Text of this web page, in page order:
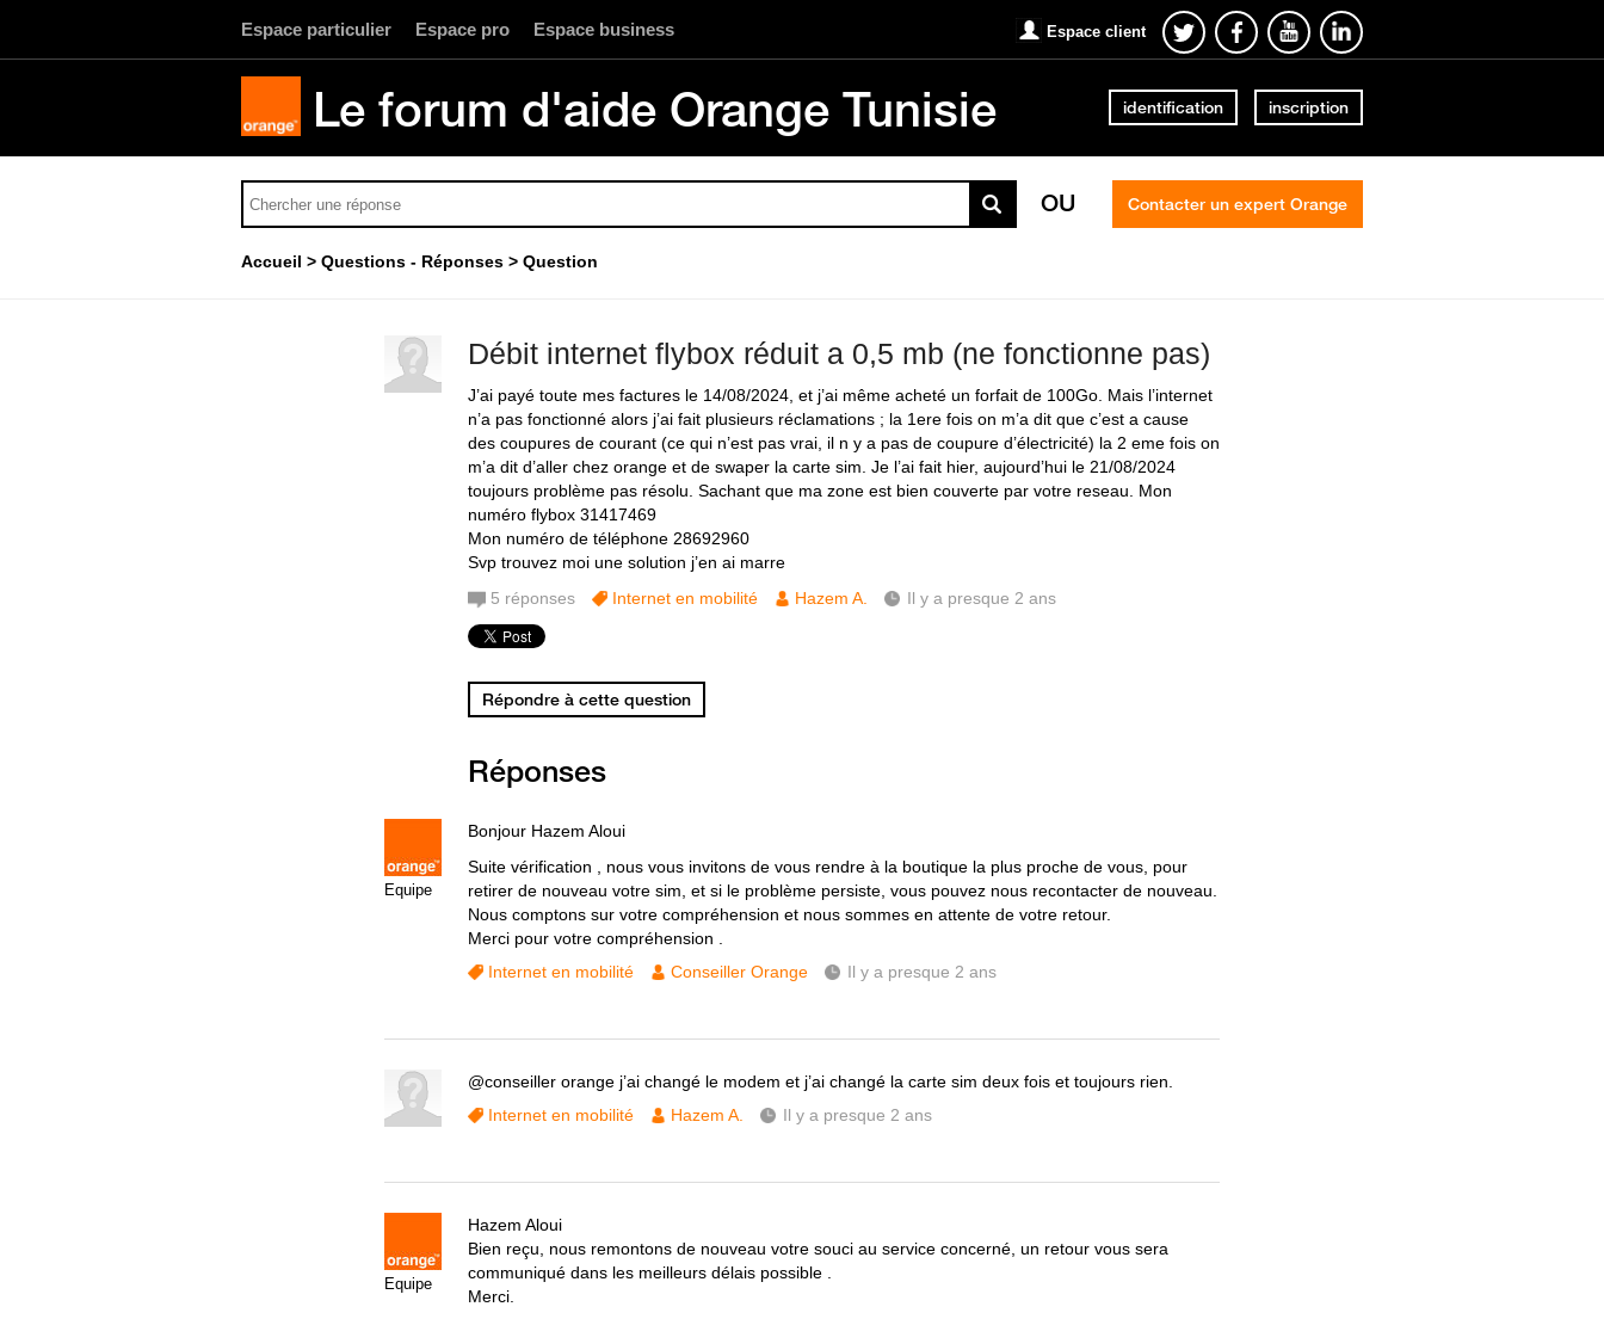
Espace particulier Espace pro Espace business Espace client
Le forum d'aide Orange Tunisie identification inscription
OU Contacter un expert Orange
Accueil Questions - Réponses Question
Débit internet flybox réduit a 0,5 mb (ne fonctionne pas)
J’ai payé toute mes factures le 14/08/2024, et j’ai même acheté un forfait de 100Go. Mais l’internet
n’a pas fonctionné alors j’ai fait plusieurs réclamations ; la 1ere fois on m’a dit que c’est a cause
des coupures de courant (ce qui n’est pas vrai, il n y a pas de coupure d’électricité) la 2 eme fois on
m’a dit d’aller chez orange et de swaper la carte sim. Je l’ai fait hier, aujourd’hui le 21/08/2024
toujours problème pas résolu. Sachant que ma zone est bien couverte par votre reseau. Mon
numéro flybox 31417469
Mon numéro de téléphone 28692960
Svp trouvez moi une solution j’en ai marre
5 réponses Internet en mobilité Hazem A. Il y a presque 2 ans
Répondre à cette question
Réponses
Equipe
Bonjour Hazem Aloui
Suite vérification , nous vous invitons de vous rendre à la boutique la plus proche de vous, pour
retirer de nouveau votre sim, et si le problème persiste, vous pouvez nous recontacter de nouveau.
Nous comptons sur votre compréhension et nous sommes en attente de votre retour.
Merci pour votre compréhension .
Internet en mobilité
Conseiller Orange Il y a presque 2 ans
@conseiller orange j’ai changé le modem et j’ai changé la carte sim deux fois et toujours rien.
Internet en mobilité
Hazem A. Il y a presque 2 ans
Equipe
Hazem Aloui
Bien reçu, nous remontons de nouveau votre souci au service concerné, un retour vous sera
communiqué dans les meilleurs délais possible .
Merci.